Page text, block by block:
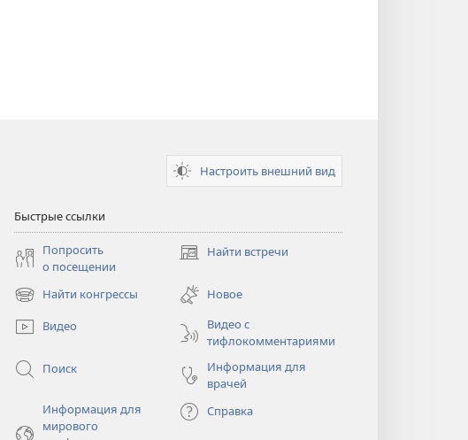
Настроить внешний вид
Быстрые ссылки
Попросить
о посещении
Найти встречи
(открывается
новом
окне)
Найти конгрессы
(открывается
в
новом
Новое
Видео
Видео с
тифлокомментариями
Поиск
Информация для
врачей
Информация для
мирового
Справка